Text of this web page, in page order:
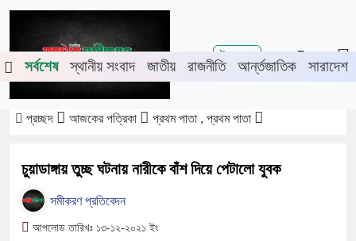
ই-পেপার
মেহেরপুরে জামায়াতের গণমিছিল
চুয়াডাঙ্গায় সওজের বাসভবন
সর্বশেষ
স্থানীয় সংবাদ জাতীয় রাজনীতি আর্ন্তজাতিক সারাদেশ
প্রচ্ছদ আজকের পত্রিকা প্রথম পাতা , প্রথম পাতা
চুয়াডাঙ্গায় তুচ্ছ ঘটনায় নারীকে বাঁশ দিয়ে পেটালো যুবক
সমীকরণ প্রতিবেদন
আপলোড তারিখঃ ১৩-১২-২০২১ ইং